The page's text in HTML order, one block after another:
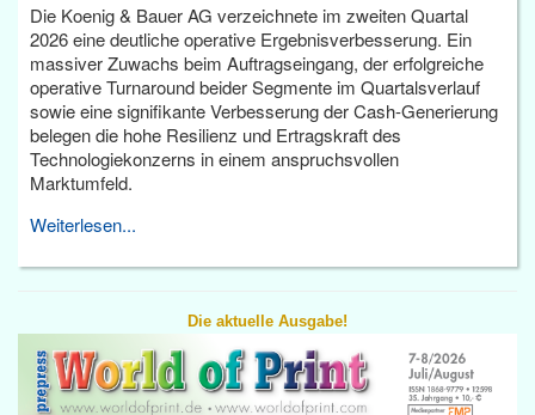
Die Koenig & Bauer AG verzeichnete im zweiten Quartal
2026 eine deutliche operative Ergebnisverbesserung. Ein
massiver Zuwachs beim Auftragseingang, der erfolgreiche
operative Turnaround beider Segmente im Quartalsverlauf
sowie eine signifikante Verbesserung der Cash-Generierung
belegen die hohe Resilienz und Ertragskraft des
Technologiekonzerns in einem anspruchsvollen
Marktumfeld.
Weiterlesen...
Die aktuelle Ausgabe!